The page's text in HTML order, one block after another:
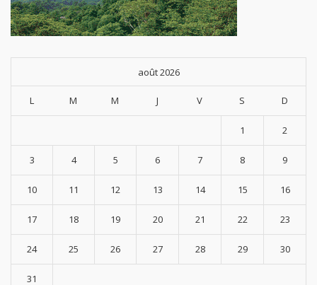
août 2026
L M M J V S D
1 2
3 4 5 6 7 8 9
10 11 12 13 14 15 16
17 18 19 20 21 22 23
24 25 26 27 28 29 30
31